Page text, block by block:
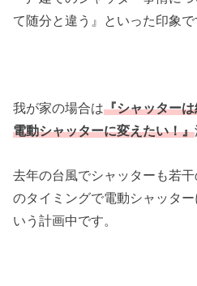
て随分と違う』といった印象で
我が家の場合は『シャッター
電動シャッターに変えたい！』
去年の台風でシャッターも若
のタイミングで電動シャッタ
いう計画中です。